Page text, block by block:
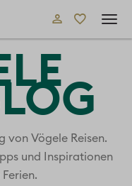
von Vögele Reisen.
und Inspirationen